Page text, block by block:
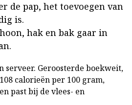
de pap, het toevoegen van
is.
hak en bak gaar in
serveer. Geroosterde boekweit,
calorieën per 100 gram,
past bij de vlees- en